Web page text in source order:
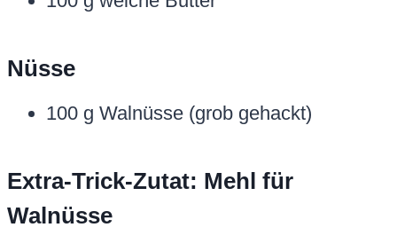
Nüsse
100 g Walnüsse (grob gehackt)
Extra-Trick-Zutat: Mehl für
Walnüsse